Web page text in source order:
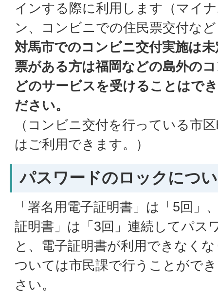
インする際に利用します（マイ
ン、コンビニでの住民票交付な
対馬市でのコンビニ交付実施は
票がある方は福岡などの島外の
どのサービスを受けることはで
ださい。
（コンビニ交付を行っている市
はご利用できます。）
パスワードのロックにつ
「署名用電子証明書」は「5回」
証明書」は「3回」連続してパス
と、電子証明書が利用できなく
ついては市民課で行うことがで
さい。